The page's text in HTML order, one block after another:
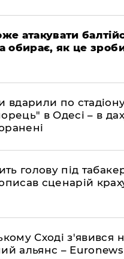
атакувати
обирає, як це
вдарили по
в Одесі – в
голову під
сценарій
Сході з'явився
альянс – Euronews